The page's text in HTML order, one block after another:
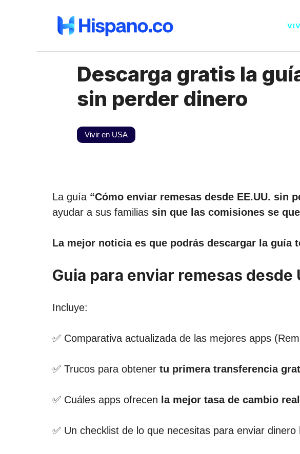
Descarga gratis la
sin perder dinero
Vivir en USA
La guía “Cómo enviar remesas desde EE.UU. sin
ayudar a sus familias sin que las comisiones se
La mejor noticia es que podrás descargar la guía
Guia para enviar remesas
Incluye:
✅ Comparativa actualizada de las mejores apps
✅ Trucos para obtener tu primera transferencia
✅ Cuáles apps ofrecen la mejor tasa de cambio real
✅ Un checklist de lo que necesitas para enviar